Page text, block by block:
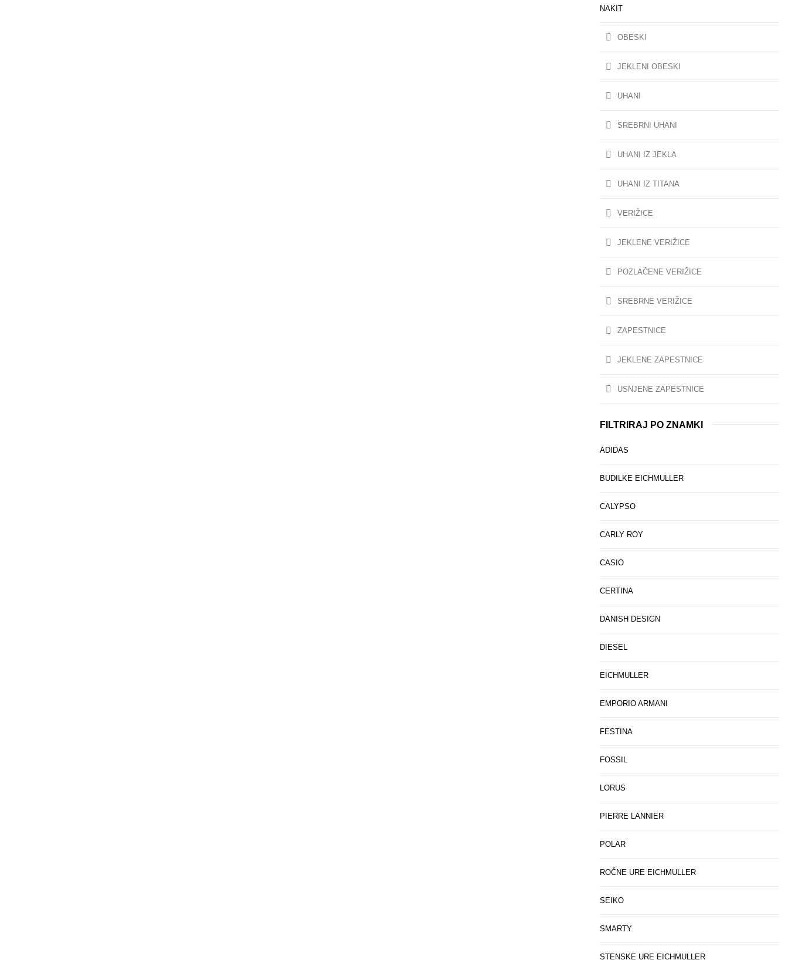
NAKIT
OBESKI
JEKLENI OBESKI
UHANI
SREBRNI UHANI
UHANI IZ JEKLA
UHANI IZ TITANA
VERIŽICE
JEKLENE VERIŽICE
POZLAČENE VERIŽICE
SREBRNE VERIŽICE
ZAPESTNICE
JEKLENE ZAPESTNICE
USNJENE ZAPESTNICE
FILTRIRAJ PO ZNAMKI
ADIDAS
BUDILKE EICHMULLER
CALYPSO
CARLY ROY
CASIO
CERTINA
DANISH DESIGN
DIESEL
EICHMULLER
EMPORIO ARMANI
FESTINA
FOSSIL
LORUS
PIERRE LANNIER
POLAR
ROČNE URE EICHMULLER
SEIKO
SMARTY
STENSKE URE EICHMULLER